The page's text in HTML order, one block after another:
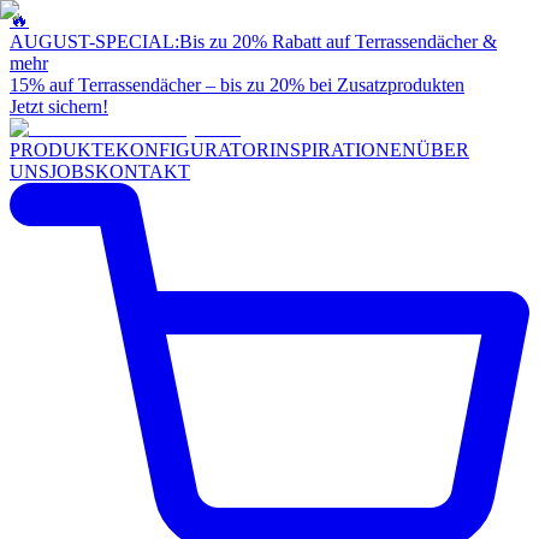
🔥
AUGUST-SPECIAL:Bis zu 20% Rabatt auf Terrassendächer &
mehr
15% auf Terrassendächer – bis zu 20% bei Zusatzprodukten
Jetzt sichern!
PRODUKTEKONFIGURATORINSPIRATIONENÜBER
UNSJOBSKONTAKT